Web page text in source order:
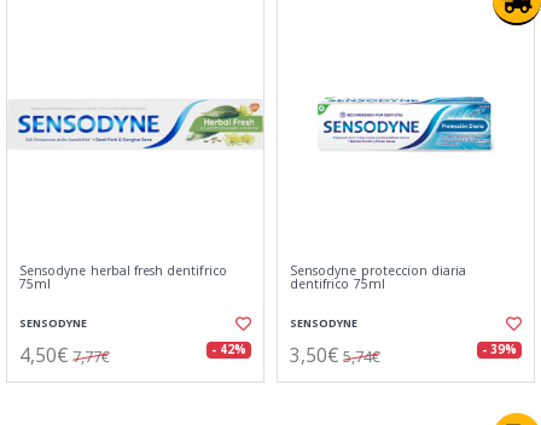
Sensodyne herbal fresh dentifrico
75ml
SENSODYNE
4,50€ 7,77€ - 42%
Sensodyne proteccion diaria
dentifrico 75ml
SENSODYNE
3,50€ 5,74€ - 39%